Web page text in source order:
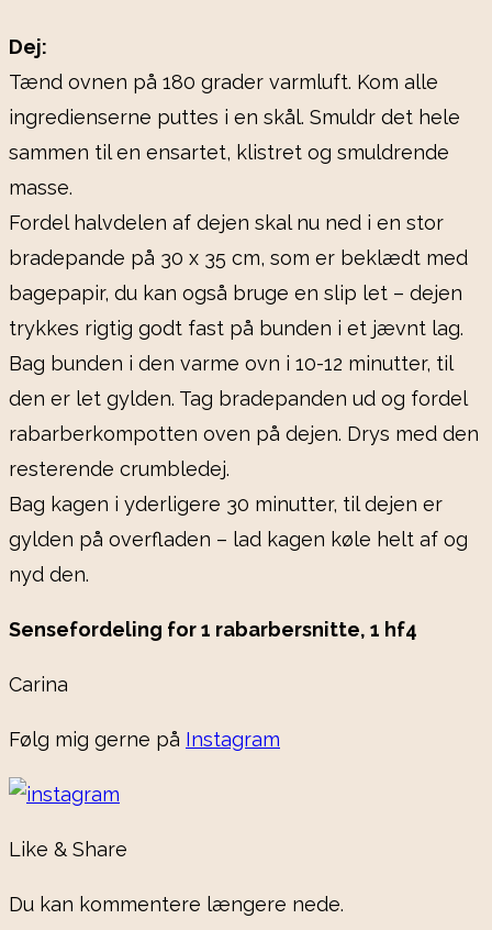
Dej:
Tænd ovnen på 180 grader varmluft. Kom alle
ingredienserne puttes i en skål. Smuldr det hele
sammen til en ensartet, klistret og smuldrende
masse.
Fordel halvdelen af dejen skal nu ned i en stor
bradepande på 30 x 35 cm, som er beklædt med
bagepapir, du kan også bruge en slip let – dejen
trykkes rigtig godt fast på bunden i et jævnt lag.
Bag bunden i den varme ovn i 10-12 minutter, til
den er let gylden. Tag bradepanden ud og fordel
rabarberkompotten oven på dejen. Drys med den
resterende crumbledej.
Bag kagen i yderligere 30 minutter, til dejen er
gylden på overfladen – lad kagen køle helt af og
nyd den.
Sensefordeling for 1 rabarbersnitte, 1 hf4
Carina
Følg mig gerne på Instagram
Like & Share
Du kan kommentere længere nede.